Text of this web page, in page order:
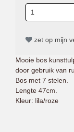
zet op mijn
Mooie bos
door gebruik van
Bos met 7 stelen.
Lengte 47cm.
Kleur: lila/roze